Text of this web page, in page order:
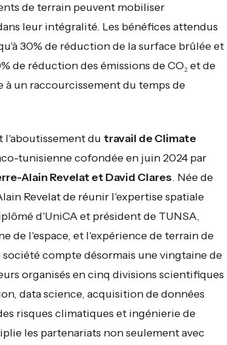
de terrain peuvent mobiliser
leur intégralité. Les bénéfices attendus
30% de réduction de la surface brûlée et
de réduction des émissions de CO₂ et de
à un raccourcissement du temps de
l'aboutissement du travail de Climate
tunisienne cofondée en juin 2024 par
Alain Revelat et David Clares. Née de
Revelat de réunir l'expertise spatiale
d'UniCA et président de TUNSA,
de l'espace, et l'expérience de terrain de
société compte désormais une vingtaine de
organisés en cinq divisions scientifiques
data science, acquisition de données
risques climatiques et ingénierie de
les partenariats non seulement avec